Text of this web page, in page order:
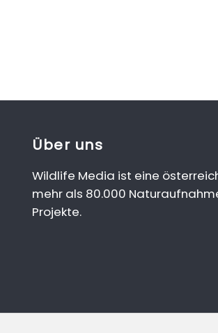
Über uns
Wildlife Media ist eine
mehr als 80.000
Projekte.